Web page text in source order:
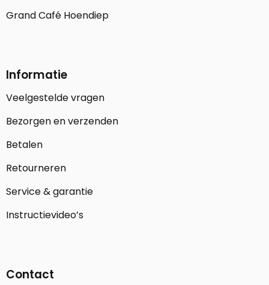
Grand Café Hoendiep
Informatie
Veelgestelde vragen
Bezorgen en verzenden
Betalen
Retourneren
Service & garantie
Instructievideo’s
Contact